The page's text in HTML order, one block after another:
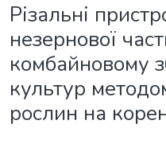
Різальні
незернової
комбайновому
культур
рослин на